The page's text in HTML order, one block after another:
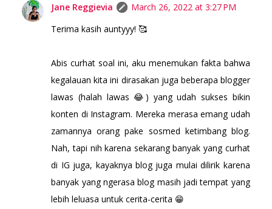
Jane Reggievia
March 26, 2022 at 3:27 PM
Terima kasih auntyyy! 🥰
Abis curhat soal ini, aku menemukan fakta bahwa
kegalauan kita ini dirasakan juga beberapa blogger
lawas (halah lawas 😂) yang udah sukses bikin
konten di Instagram. Mereka merasa emang udah
zamannya orang pake sosmed ketimbang blog.
Nah, tapi nih karena sekarang banyak yang curhat
di IG juga, kayaknya blog juga mulai dilirik karena
banyak yang ngerasa blog masih jadi tempat yang
lebih leluasa untuk cerita-cerita 😁